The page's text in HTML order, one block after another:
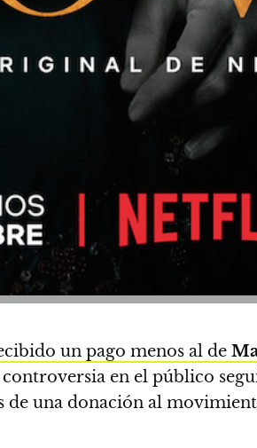
un pago menos al de
en el público
de una donación al